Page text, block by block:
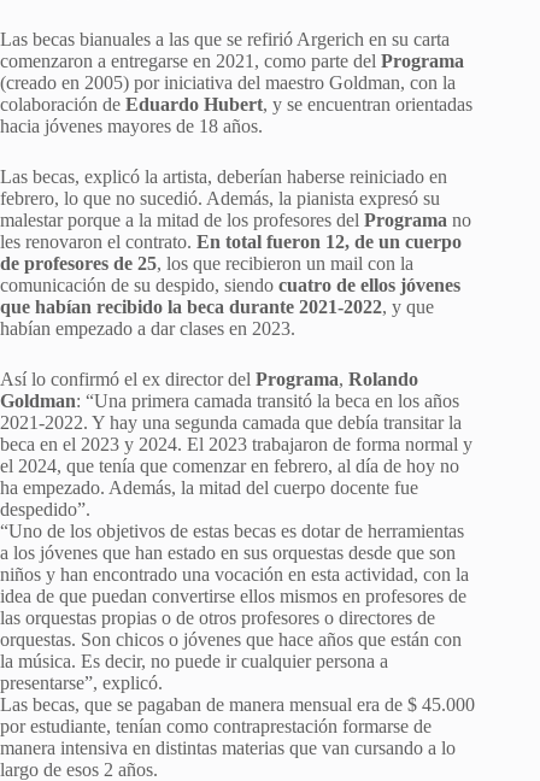
Las becas bianuales a las que se refirió Argerich en su carta
comenzaron a entregarse en 2021, como parte del Programa
(creado en 2005) por iniciativa del maestro Goldman, con la
colaboración de Eduardo Hubert, y se encuentran orientadas
hacia jóvenes mayores de 18 años.
Las becas, explicó la artista, deberían haberse reiniciado en
febrero, lo que no sucedió. Además, la pianista expresó su
malestar porque a la mitad de los profesores del Programa no
les renovaron el contrato. En total fueron 12, de un cuerpo
de profesores de 25, los que recibieron un mail con la
comunicación de su despido, siendo cuatro de ellos jóvenes
que habían recibido la beca durante 2021-2022, y que
habían empezado a dar clases en 2023.
Así lo confirmó el ex director del Programa, Rolando
Goldman: “Una primera camada transitó la beca en los años
2021-2022. Y hay una segunda camada que debía transitar la
beca en el 2023 y 2024. El 2023 trabajaron de forma normal y
el 2024, que tenía que comenzar en febrero, al día de hoy no
ha empezado. Además, la mitad del cuerpo docente fue
despedido”.
“Uno de los objetivos de estas becas es dotar de herramientas
a los jóvenes que han estado en sus orquestas desde que son
niños y han encontrado una vocación en esta actividad, con la
idea de que puedan convertirse ellos mismos en profesores de
las orquestas propias o de otros profesores o directores de
orquestas. Son chicos o jóvenes que hace años que están con
la música. Es decir, no puede ir cualquier persona a
presentarse”, explicó.
Las becas, que se pagaban de manera mensual era de $ 45.000
por estudiante, tenían como contraprestación formarse de
manera intensiva en distintas materias que van cursando a lo
largo de esos 2 años.